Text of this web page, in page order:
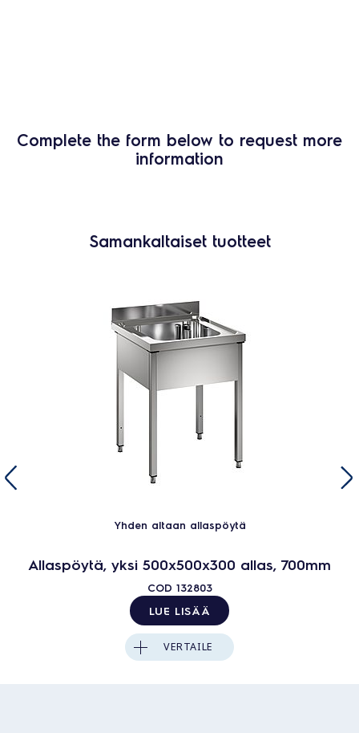
Complete the form below to request more
information
Samankaltaiset tuotteet
Yhden altaan allaspöytä
Allaspöytä, yksi 500x500x300 allas, 700mm
COD 132803
LUE LISÄÄ
VERTAILE